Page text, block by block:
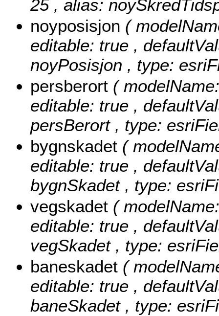
25 , alias:
noyposisjon (
editable: true ,
noyPosisjon , type:
persberort (
editable: true ,
persBerort , type:
bygnskadet (
editable: true ,
bygnSkadet , type:
vegskadet (
editable: true ,
vegSkadet , type:
baneskadet (
editable: true ,
baneSkadet , type: